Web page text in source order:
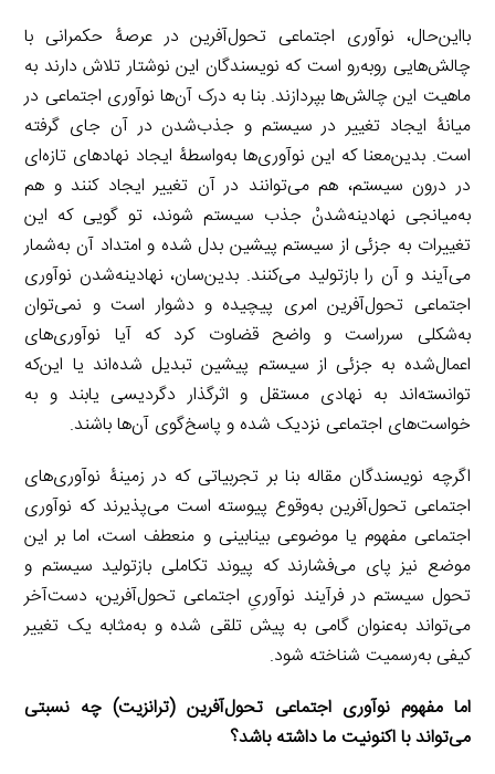
بااین‌حال، نوآوری اجتماعی تحول‌آفرین در عرصۀ حکمرانی با
چالش‌هایی روبه‌رو است که نویسندگان این نوشتار تلاش دارند به
ماهیت این چالش‌ها بپردازند. بنا به درک آن‌ها نوآوری اجتماعی در
میانۀ ایجاد تغییر در سیستم و جذب‌شدن در آن جای گرفته
است. بدین‌معنا که این نوآوری‌ها به‌واسطۀ ایجاد نهادهای تازه‌ای
در درون سیستم، هم می‌توانند در آن تغییر ایجاد کنند و هم
به‌میانجی نهادینه‌شدنْ جذب سیستم شوند، تو گویی که این
تغییرات به جزئی از سیستم پیشین بدل شده و امتداد آن به‌شمار
می‌آیند و آن را بازتولید می‌کنند. بدین‌سان، نهادینه‌شدن نوآوری
اجتماعی تحول‌آفرین امری پیچیده و دشوار است و نمی‌توان
به‌شکلی سرراست و واضح قضاوت کرد که آیا نوآوری‌های
اعمال‌شده به جزئی از سیستم پیشین تبدیل شده‌اند یا این‌که
توانسته‌اند به نهادی مستقل و اثرگذار دگردیسی یابند و به
خواست‌های اجتماعی نزدیک شده و پاسخ‌گوی آن‌ها باشند.
اگرچه نویسندگان مقاله بنا بر تجربیاتی که در زمینۀ نوآوری‌های
اجتماعی تحول‌آفرین به‌وقوع پیوسته است می‌پذیرند که نوآوری
اجتماعی مفهوم یا موضوعی بینابینی و منعطف است، اما بر این
موضع نیز پای می‌فشارند که پیوند تکاملی بازتولید سیستم و
تحول سیستم در فرآیند نوآوریِ اجتماعی تحول‌آفرین، دست‌آخر
می‌تواند به‌عنوان گامی به پیش تلقی شده و به‌مثابه یک تغییر
کیفی به‌رسمیت شناخته شود.
اما مفهوم نوآوری اجتماعی تحول‌آفرین (ترانزیت) چه نسبتی
می‌تواند با اکنونیت ما داشته باشد؟